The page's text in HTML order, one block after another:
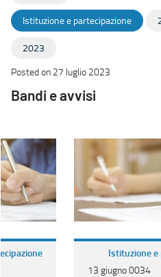
Istituzione e partecipazione
2023
Posted on 27 luglio 2023
Bandi e avvisi
Istituzione e
13 giugno 0034